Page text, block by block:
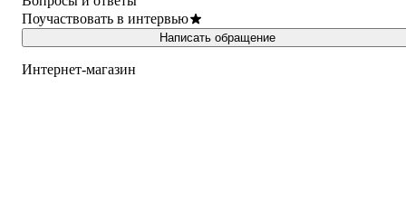
Поучаствовать в интервью
Написать обращение
Интернет-магазин